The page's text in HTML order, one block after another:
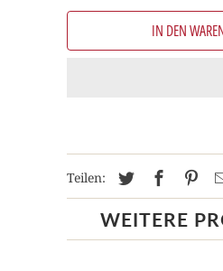
IN DEN
Teilen:
WEITERE